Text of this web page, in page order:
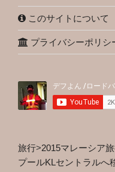
このサイトについて
プライバシーポリシ
旅行>2015マレーシア
プールKLセントラルへ